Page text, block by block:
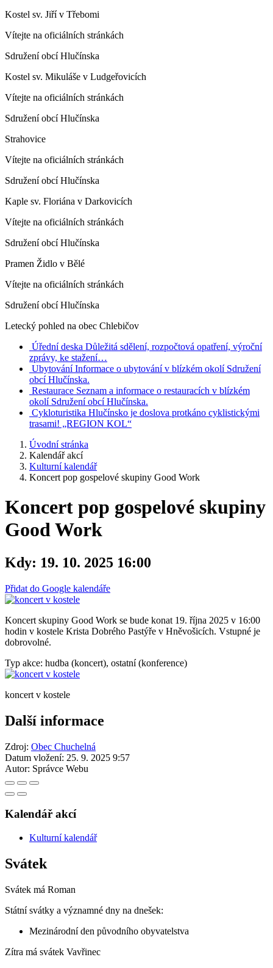
Kostel sv. Jiří v Třebomi
Vítejte na oficiálních stránkách
Sdružení obcí Hlučínska
Kostel sv. Mikuláše v Ludgeřovicích
Vítejte na oficiálních stránkách
Sdružení obcí Hlučínska
Strahovice
Vítejte na oficiálních stránkách
Sdružení obcí Hlučínska
Kaple sv. Floriána v Darkovicích
Vítejte na oficiálních stránkách
Sdružení obcí Hlučínska
Pramen Židlo v Bělé
Vítejte na oficiálních stránkách
Sdružení obcí Hlučínska
Letecký pohled na obec Chlebičov
Úřední deska Důležitá sdělení, rozpočtová opatření, výroční
zprávy, ke stažení…
Ubytování Informace o ubytování v blízkém okolí Sdružení
obcí Hlučínska.
Restaurace Seznam a informace o restauracích v blízkém
okolí Sdružení obcí Hlučínska.
Cykloturistika Hlučínsko je doslova protkáno cyklistickými
trasami! „REGION KOL“
Úvodní stránka
Kalendář akcí
Kulturní kalendář
Koncert pop gospelové skupiny Good Work
Koncert pop gospelové skupiny
Good Work
Kdy: 19. 10. 2025 16:00
Přidat do Google kalendáře
Koncert skupiny Good Work se bude konat 19. října 2025 v 16:00
hodin v kostele Krista Dobrého Pastýře v Hněvošicích. Vstupné je
dobrovolné.
Typ akce: hudba (koncert), ostatní (konference)
koncert v kostele
Další informace
Zdroj: Obec Chuchelná
Datum vložení: 25. 9. 2025 9:57
Autor: Správce Webu
Kalendář akcí
Kulturní kalendář
Svátek
Svátek má Roman
Státní svátky a významné dny na dnešek:
Mezinárodní den původního obyvatelstva
Zítra má svátek Vavřinec